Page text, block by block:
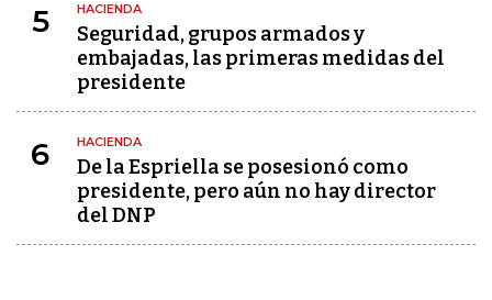
5 HACIENDA
Seguridad, grupos armados y
embajadas, las primeras medidas del
presidente
6 HACIENDA
De la Espriella se posesionó como
presidente, pero aún no hay director
del DNP